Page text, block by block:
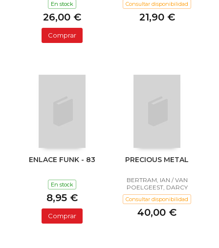
En stock
26,00 €
Comprar
Consultar disponibilidad
21,90 €
ENLACE FUNK - 83
En stock
8,95 €
Comprar
PRECIOUS METAL
BERTRAM, IAN / VAN
POELGEEST, DARCY
Consultar disponibilidad
40,00 €